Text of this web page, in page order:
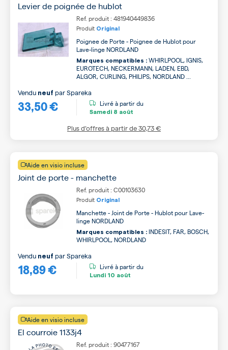
Levier de poignée de hublot
Ref. produit : 481940449836
Produit Original
Poignee de Porte - Poignee de Hublot pour
Lave-linge NORDLAND
Marques compatibles : WHIRLPOOL, IGNIS,
EUROTECH, NECKERMANN, LADEN, EBD,
ALGOR, CURLING, PHILIPS, NORDLAND ...
33,50 €
Vendu neuf parSpareka
Livré à partir du
Samedi 8 août
Plus d’offres à partir de30,73 €
Aide en visio incluse
Joint de porte - manchette
Ref. produit : C00103630
Produit Original
Manchette - Joint de Porte - Hublot pour Lave-
linge NORDLAND
Marques compatibles : INDESIT, FAR, BOSCH,
WHIRLPOOL, NORDLAND
18,89 €
Vendu neuf parSpareka
Livré à partir du
Lundi 10 août
Aide en visio incluse
El courroie 1133j4
Ref. produit : 90477167